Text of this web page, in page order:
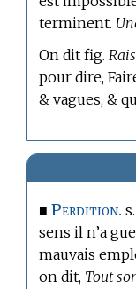
terminent.
On dit fig.
pour dire,
& vagues, &
■Perdition.
sens il n’a
mauvais
on dit, Tout